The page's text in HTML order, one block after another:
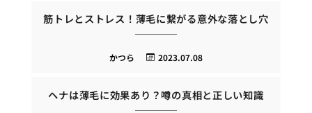
筋トレとストレス！薄毛に繋がる意外な落とし穴
2023.07.08
かつら
ヘナは薄毛に効果あり？噂の真相と正しい知識